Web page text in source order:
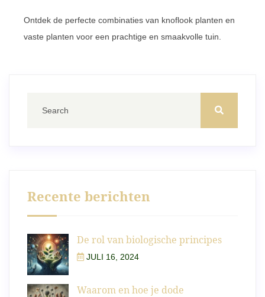
Ontdek de perfecte combinaties van knoflook planten en
vaste planten voor een prachtige en smaakvolle tuin.
Recente berichten
De rol van biologische principes
JULI 16, 2024
Waarom en hoe je dode